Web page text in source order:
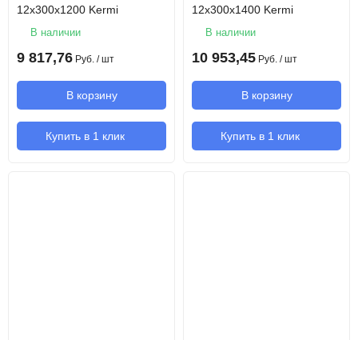
12х300х1200 Kermi
В наличии
9 817,76 Руб. / шт
В корзину
Купить в 1 клик
12х300х1400 Kermi
В наличии
10 953,45 Руб. / шт
В корзину
Купить в 1 клик